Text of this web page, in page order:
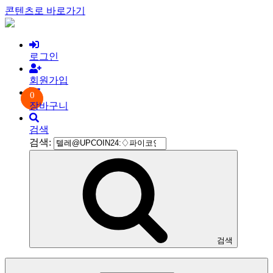
콘텐츠로 바로가기
로그인
회원가입
0
장바구니
검색
검색:
검색